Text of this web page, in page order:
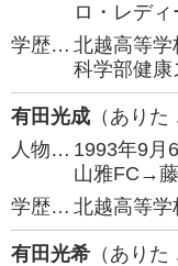
ロ・レデ
学歴… 北越高等
科学部健康
有田光成 （ありた
人物… 1993年9月
山雅FC→藤
学歴… 北越高等学
有田光希 （ありた